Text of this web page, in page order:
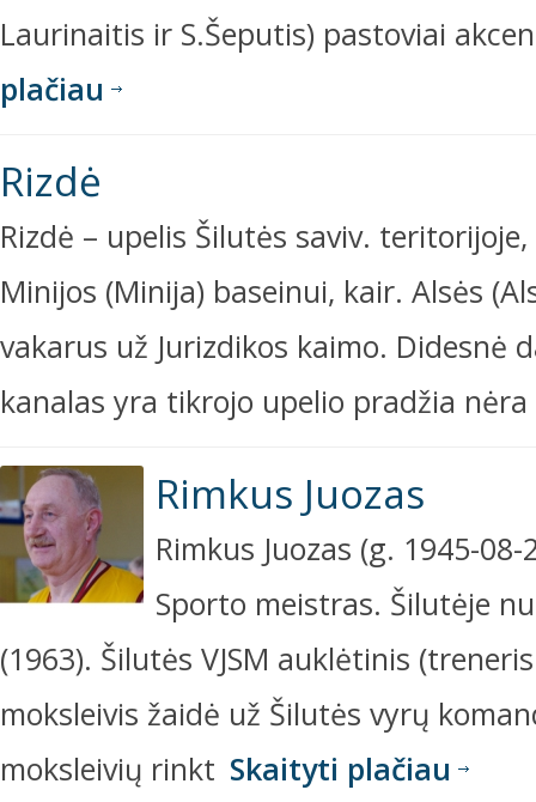
Laurinaitis ir S.Šeputis) pastoviai
plačiau
Rizdė
Rizdė – upelis Šilutės saviv.
Minijos (Minija) baseinui, kair. Alsės
vakarus už Jurizdikos kaimo. Didesnė
kanalas yra tikrojo upelio pradžia
Rimkus Juozas
Rimkus Juozas (g. 1945-
Sporto meistras. Šilutėje
(1963). Šilutės VJSM auklėtinis
moksleivis žaidė už Šilutės vyrų
moksleivių rinkt Skaityti plačiau